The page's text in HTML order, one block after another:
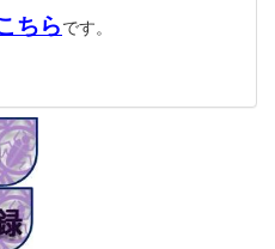
ちらです。